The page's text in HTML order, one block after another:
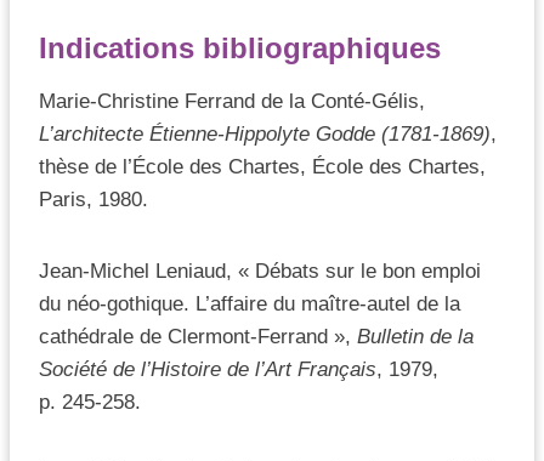
Indications bibliographiques
Marie-Christine Ferrand de la Conté-Gélis,
L’architecte Étienne-Hippolyte Godde (1781-1869),
thèse de l’École des Chartes, École des Chartes,
Paris, 1980.
Jean-Michel Leniaud, « Débats sur le bon emploi
du néo-gothique. L’affaire du maître-autel de la
cathédrale de Clermont-Ferrand », Bulletin de la
Société de l’Histoire de l’Art Français, 1979,
p. 245-258.